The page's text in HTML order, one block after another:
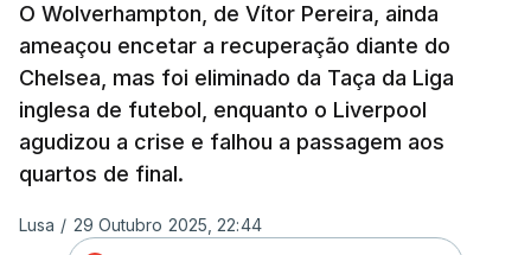
O Wolverhampton, de Vítor Pereira, ainda
ameaçou encetar a recuperação diante do
Chelsea, mas foi eliminado da Taça da Liga
inglesa de futebol, enquanto o Liverpool
agudizou a crise e falhou a passagem aos
quartos de final.
Lusa / 29 Outubro 2025, 22:44